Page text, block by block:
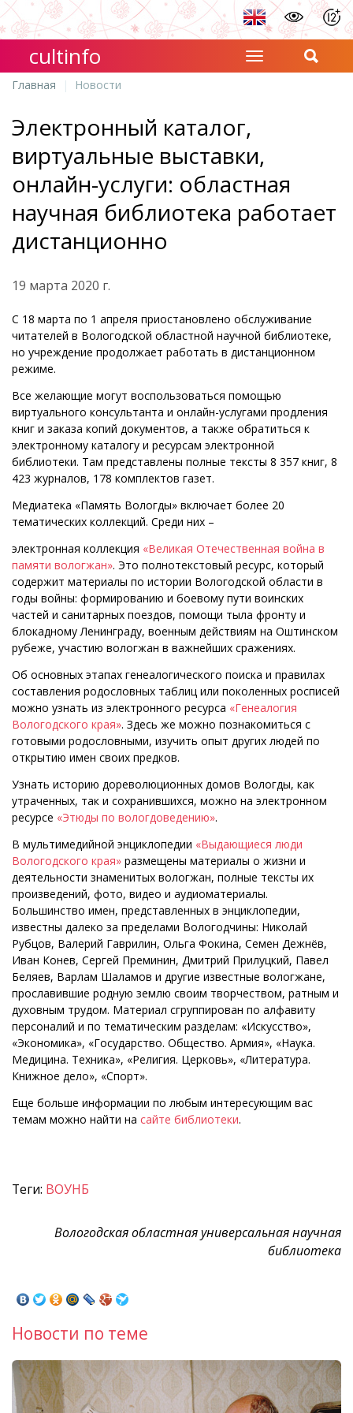
cultinfo
Главная Новости
Электронный каталог,
виртуальные выставки,
онлайн-услуги: областная
научная библиотека работает
дистанционно
19 марта 2020 г.
С 18 марта по 1 апреля приостановлено обслуживание
читателей в Вологодской областной научной библиотеке,
но учреждение продолжает работать в дистанционном
режиме.
Все желающие могут воспользоваться помощью
виртуального консультанта и онлайн-услугами продления
книг и заказа копий документов, а также обратиться к
электронному каталогу и ресурсам электронной
библиотеки. Там представлены полные тексты 8 357 книг, 8
423 журналов, 178 комплектов газет.
Медиатека «Память Вологды» включает более 20
тематических коллекций. Среди них –
электронная коллекция «Великая Отечественная война в
памяти вологжан». Это полнотекстовый ресурс, который
содержит материалы по истории Вологодской области в
годы войны: формированию и боевому пути воинских
частей и санитарных поездов, помощи тыла фронту и
блокадному Ленинграду, военным действиям на Оштинском
рубеже, участию вологжан в важнейших сражениях.
Об основных этапах генеалогического поиска и правилах
составления родословных таблиц или поколенных росписей
можно узнать из электронного ресурса «Генеалогия
Вологодского края». Здесь же можно познакомиться с
готовыми родословными, изучить опыт других людей по
открытию имен своих предков.
Узнать историю дореволюционных домов Вологды, как
утраченных, так и сохранившихся, можно на электронном
ресурсе «Этюды по вологдоведению».
В мультимедийной энциклопедии «Выдающиеся люди
Вологодского края» размещены материалы о жизни и
деятельности знаменитых вологжан, полные тексты их
произведений, фото, видео и аудиоматериалы.
Большинство имен, представленных в энциклопедии,
известны далеко за пределами Вологодчины: Николай
Рубцов, Валерий Гаврилин, Ольга Фокина, Семен Дежнёв,
Иван Конев, Сергей Преминин, Дмитрий Прилуцкий, Павел
Беляев, Варлам Шаламов и другие известные вологжане,
прославившие родную землю своим творчеством, ратным и
духовным трудом. Материал сгруппирован по алфавиту
персоналий и по тематическим разделам: «Искусство»,
«Экономика», «Государство. Общество. Армия», «Наука.
Медицина. Техника», «Религия. Церковь», «Литература.
Книжное дело», «Спорт».
Еще больше информации по любым интересующим вас
темам можно найти на сайте библиотеки.
Теги: ВОУНБ
Вологодская областная универсальная научная
библиотека
Новости по теме